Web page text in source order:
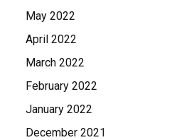
May 2022
April 2022
March 2022
February 2022
January 2022
December 2021